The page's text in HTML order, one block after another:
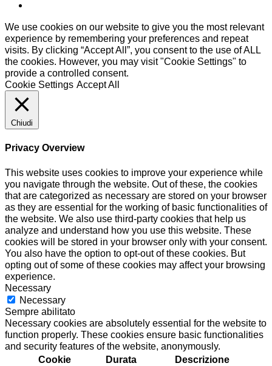
We use cookies on our website to give you the most relevant
experience by remembering your preferences and repeat
visits. By clicking “Accept All”, you consent to the use of ALL
the cookies. However, you may visit "Cookie Settings" to
provide a controlled consent.
Cookie Settings Accept All
Chiudi
Privacy Overview
This website uses cookies to improve your experience while
you navigate through the website. Out of these, the cookies
that are categorized as necessary are stored on your browser
as they are essential for the working of basic functionalities of
the website. We also use third-party cookies that help us
analyze and understand how you use this website. These
cookies will be stored in your browser only with your consent.
You also have the option to opt-out of these cookies. But
opting out of some of these cookies may affect your browsing
experience.
Necessary
Necessary
Sempre abilitato
Necessary cookies are absolutely essential for the website to
function properly. These cookies ensure basic functionalities
and security features of the website, anonymously.
Cookie
Durata Descrizione